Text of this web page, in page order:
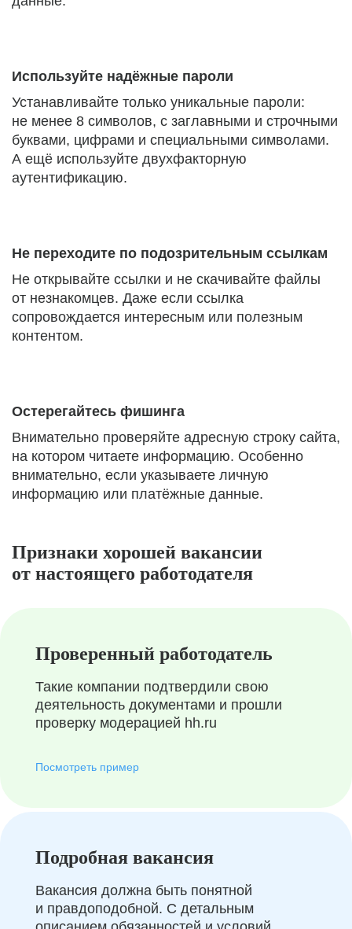
Используйте надёжные пароли
Устанавливайте только уникальные пароли:
не менее 8 символов, с заглавными и строчными
буквами, цифрами и специальными символами.
А ещё используйте двухфакторную
аутентификацию.
Не переходите по подозрительным ссылкам
Не открывайте ссылки и не скачивайте файлы
от незнакомцев. Даже если ссылка
сопровождается интересным или полезным
контентом.
Остерегайтесь фишинга
Внимательно проверяйте адресную строку сайта,
на котором читаете информацию. Особенно
внимательно, если указываете личную
информацию или платёжные данные.
Признаки хорошей вакансии
от настоящего работодателя
Проверенный работодатель
Такие компании подтвердили свою
деятельность документами и прошли
проверку модерацией hh.ru
Посмотреть пример
Подробная вакансия
Вакансия должна быть понятной
и правдоподобной. С детальным